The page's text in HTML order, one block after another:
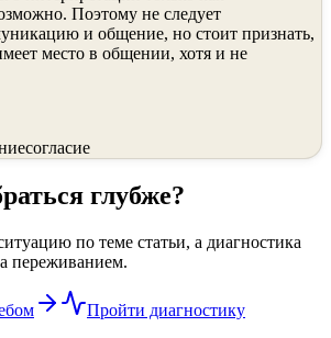
Поэто­му не следует
и общение, но стоит признать,
место в общении, хотя и не
согласие
глубже?
по теме статьи, а диагностика
переживанием.
Пройти диагностику